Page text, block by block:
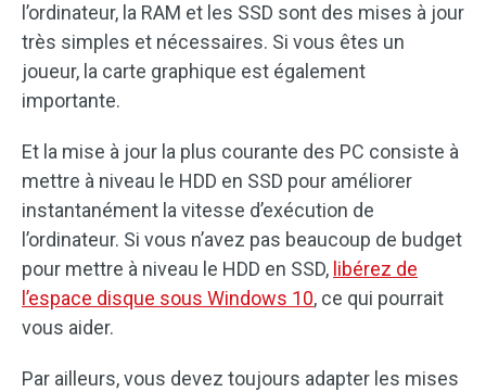
l’ordinateur, la RAM et les SSD sont des mises à jour
très simples et nécessaires. Si vous êtes un
joueur, la carte graphique est également
importante.
Et la mise à jour la plus courante des PC consiste à
mettre à niveau le HDD en SSD pour améliorer
instantanément la vitesse d’exécution de
l’ordinateur. Si vous n’avez pas beaucoup de budget
pour mettre à niveau le HDD en SSD, libérez de
l’espace disque sous Windows 10, ce qui pourrait
vous aider.
Par ailleurs, vous devez toujours adapter les mises